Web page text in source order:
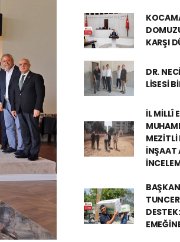
KARŞI
DR.
LİSESİ
İL MİLLÎ
MEZİTLİ
İNŞAAT